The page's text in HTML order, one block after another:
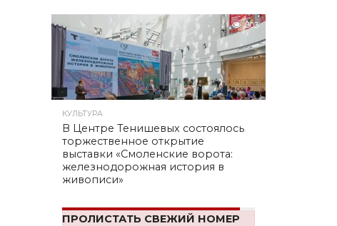
303
КУЛЬТУРА
В Центре Тенишевых состоялось
торжественное открытие
выставки «Смоленские ворота:
железнодорожная история в
живописи»
ПРОЛИСТАТЬ СВЕЖИЙ НОМЕР